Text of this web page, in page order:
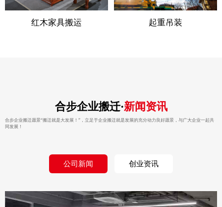
红木家具搬运 起重吊装
合步企业搬迁·新闻资讯
合步企业搬迁愿景“搬迁就是大发展！”，立足于企业搬迁就是发展的充分动力良好愿景，与广大企业一起共
同发展！
公司新闻 创业资讯